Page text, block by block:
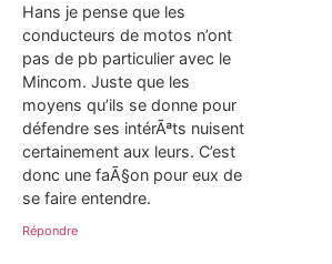
Hans je pense que les
conducteurs de motos n’ont
pas de pb particulier avec le
Mincom. Juste que les
moyens qu’ils se donne pour
défendre ses intérÃªts nuisent
certainement aux leurs. C’est
donc une faÃ§on pour eux de
se faire entendre.
Répondre